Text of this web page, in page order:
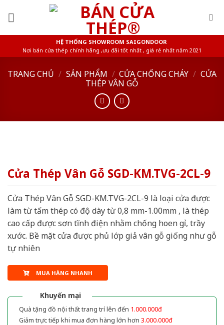
HỆ THỐNG SHOWROOM SAIGONDOOR
Nơi bán cửa thép chính hãng ,ưu đãi tốt nhất , giá rẻ nhất năm 2021
TRANG CHỦ / SẢN PHẨM / CỬA CHỐNG CHÁY / CỬA
THÉP VÂN GỖ
Cửa Thép Vân Gỗ SGD-KM.TVG-2CL-9
Cửa Thép Vân Gỗ SGD-KM.TVG-2CL-9 là loại cửa được
làm từ tấm thép có độ dày từ 0,8 mm-1.00mm , là thép
cao cấp được sơn tĩnh điện nhằm chống hoen gỉ, trầy
xước. Bề mặt cửa được phủ lớp giả vân gỗ giống như gỗ
tự nhiên
MUA HÀNG NHANH
Khuyến mại
Quà tặng đồ nội thất trang trí lên đến 1.000.000đ
Giảm trực tiếp khi mua đơn hàng lớn hơn 3.000.000đ